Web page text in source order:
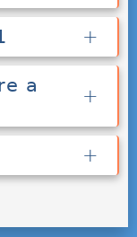
a